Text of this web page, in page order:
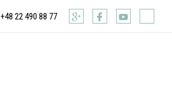
+48 22 490 88 77